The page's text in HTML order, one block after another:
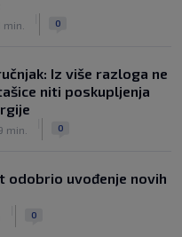
min. 0
Iz više razloga ne
niti poskupljenja
min. 0
odobrio uvođenje novih
0